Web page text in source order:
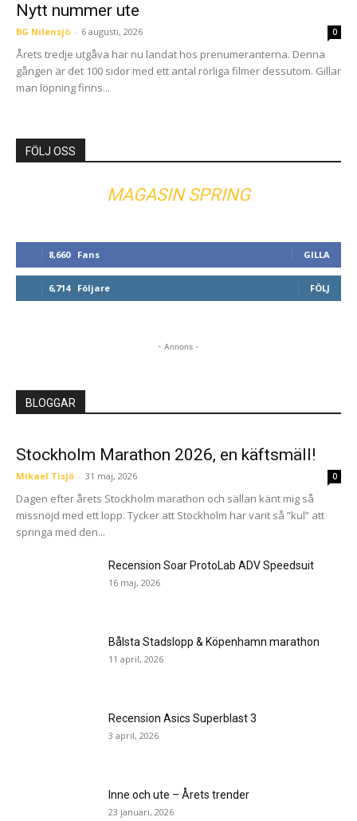
Nytt nummer ute
BG Nilensjö - 6 augusti, 2026 0
Årets tredje utgåva har nu landat hos prenumeranterna. Denna
gången är det 100 sidor med ett antal rörliga filmer dessutom. Gillar
man löpning finns...
FÖLJ OSS
MAGASIN SPRING
8,660 Fans GILLA
6,714 Följare FÖLJ
- Annons -
BLOGGAR
Stockholm Marathon 2026, en käftsmäll!
Mikael Tisjö - 31 maj, 2026 0
Dagen efter årets Stockholm marathon och sällan känt mig så
missnöjd med ett lopp. Tycker att Stockholm har varit så ”kul” att
springa med den...
Recension Soar ProtoLab ADV Speedsuit
16 maj, 2026
Bålsta Stadslopp & Köpenhamn marathon
11 april, 2026
Recension Asics Superblast 3
3 april, 2026
Inne och ute – Årets trender
23 januari, 2026